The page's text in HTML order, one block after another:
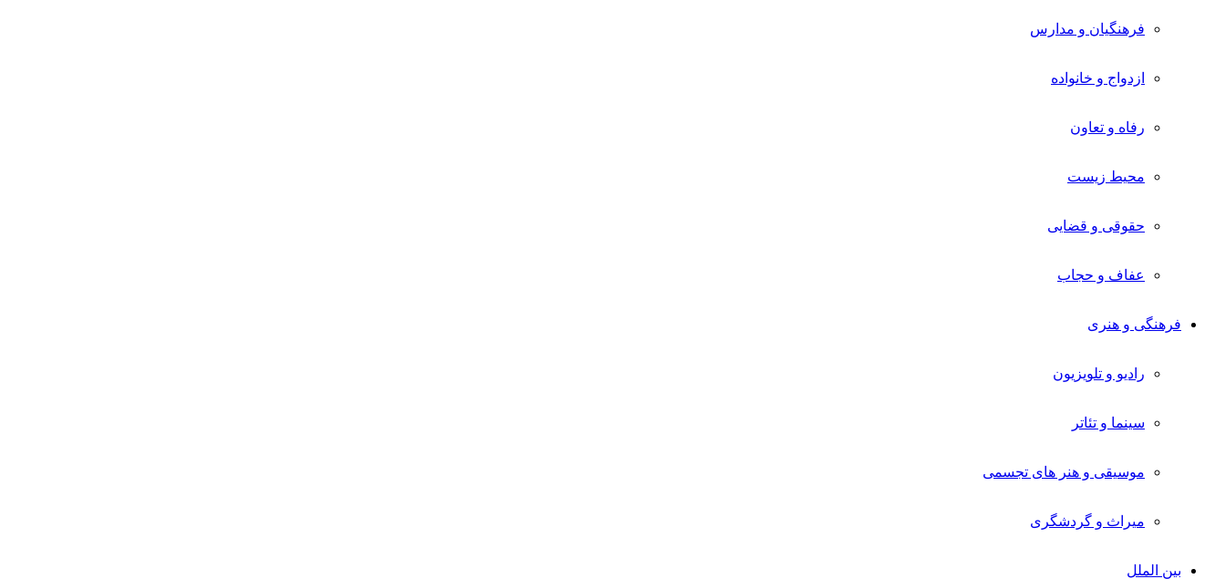
فرهنگیان و مدارس
ازدواج و خانواده
رفاه و تعاون
محیط زیست
حقوقی و قضایی
عفاف و حجاب
فرهنگی و هنری
رادیو و تلویزیون
سینما و تئاتر
موسیقی و هنر های تجسمی
میراث و گردشگری
بین الملل